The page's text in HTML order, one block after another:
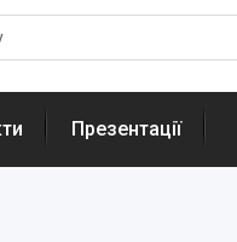
Презентації